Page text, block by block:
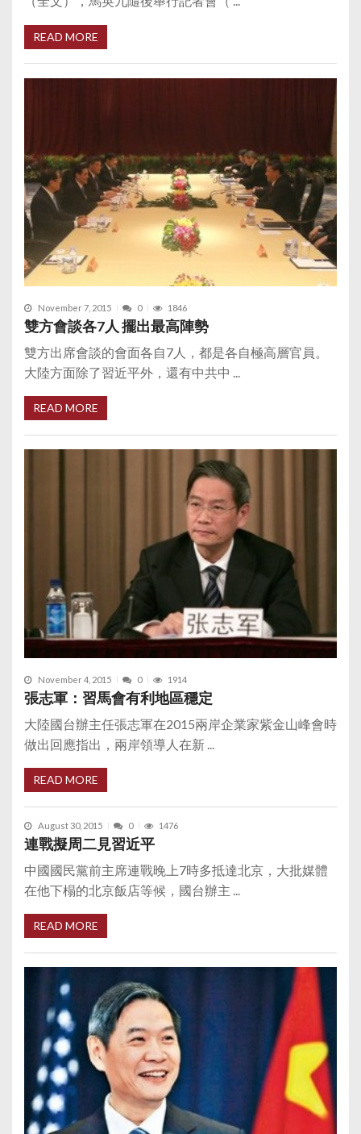
READ MORE
November 7, 2015 0 1846
雙方會談各7人 擺出最高陣勢
雙方出席會談的會面各自7人，都是各自極高層官員。
大陸方面除了習近平外，還有中共中 ...
READ MORE
November 4, 2015 0 1914
張志軍：習馬會有利地區穩定
大陸國台辦主任張志軍在2015兩岸企業家紫金山峰會時
做出回應指出，兩岸領導人在新 ...
READ MORE
August 30, 2015 0 1476
連戰擬周二見習近平
中國國民黨前主席連戰晚上7時多抵達北京，大批媒體
在他下榻的北京飯店等候，國台辦主 ...
READ MORE